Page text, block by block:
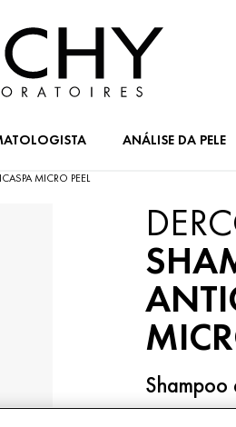
ANÁLISE DA PELE
MICRO PEEL
Shampoo